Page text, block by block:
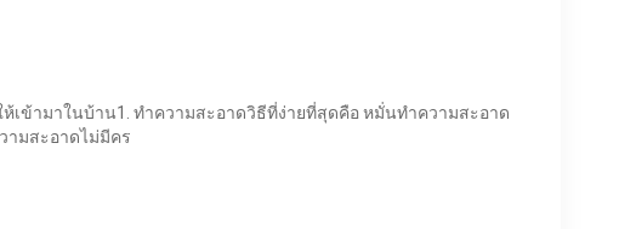
เข้ามาในบ้าน1. ทำความสะอาดวิธีที่ง่ายที่สุดคือ หมั่นทำความสะอาด
ามสะอาดไม่มีคร